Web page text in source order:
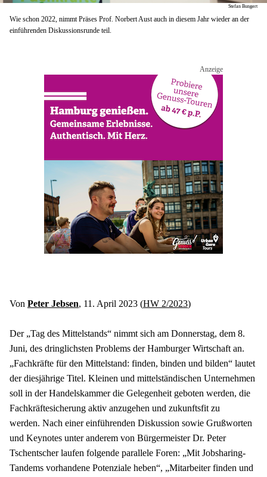
Stefan Bungert
Wie schon 2022, nimmt Präses Prof. Norbert Aust auch in diesem Jahr wieder an der
einführenden Diskussionsrunde teil.
Von Peter Jebsen, 11. April 2023 (HW 2/2023)
Der „Tag des Mittelstands“ nimmt sich am Donnerstag, dem 8.
Juni, des dringlichsten Problems der Hamburger Wirtschaft an.
„Fachkräfte für den Mittelstand: finden, binden und bilden“ lautet
der diesjährige Titel. Kleinen und mittelständischen Unternehmen
soll in der Handelskammer die Gelegenheit geboten werden, die
Fachkräftesicherung aktiv anzugehen und zukunftsfit zu
werden. Nach einer einführenden Diskussion sowie Grußworten
und Keynotes unter anderem von Bürgermeister Dr. Peter
Tschentscher laufen folgende parallele Foren: „Mit Jobsharing-
Tandems vorhandene Potenziale heben“, „Mitarbeiter finden und